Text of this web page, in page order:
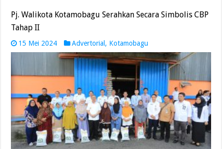
Pj. Walikota Kotamobagu Serahkan Secara Simbolis CBP
Tahap II
15 Mei 2024 Advertorial , Kotamobagu